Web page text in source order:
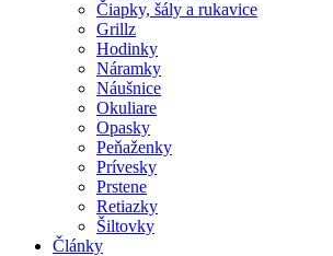
Čiapky, šály a rukavice
Grillz
Hodinky
Náramky
Náušnice
Okuliare
Opasky
Peňaženky
Prívesky
Prstene
Retiazky
Šiltovky
Články